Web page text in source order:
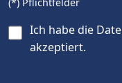
Ich habe die
akzeptiert.